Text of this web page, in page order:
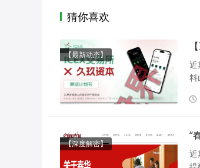
猜你喜欢
【最新动态】
近
料
【深度解密】
“
近